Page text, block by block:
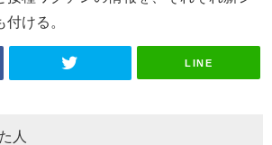
ける。
LINE
人